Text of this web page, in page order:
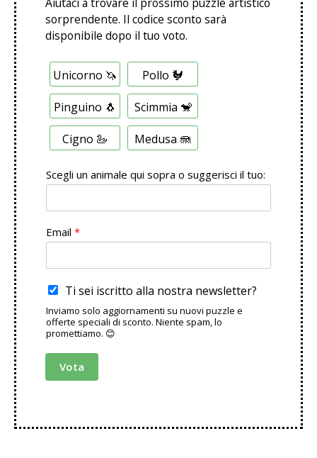
sorprendente. Il codice sconto sarà
disponibile dopo il tuo voto.
S
e
a
M
l
t
p
l
a
Unicorno 🦄 Pollo 🐓
Pinguino 🐧 Scimmia 🐒
Cigno 🦢 Medusa 🪼
Scegli un animale qui sopra o suggerisci il tuo:
Email *
Ti sei iscritto alla nostra newsletter?
Inviamo solo aggiornamenti su nuovi puzzle e
offerte speciali di sconto. Niente spam, lo
promettiamo. 😊
Vota